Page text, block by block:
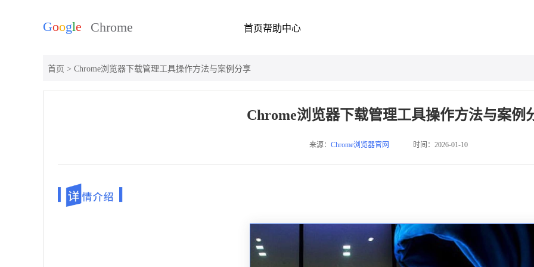
首页帮助中心
首页 > Chrome浏览器下载管理工具操作方法与案例分享
Chrome浏览器下载管理工具操作方法与案例
来源： Chrome浏览器官网 时间：2026-01-10